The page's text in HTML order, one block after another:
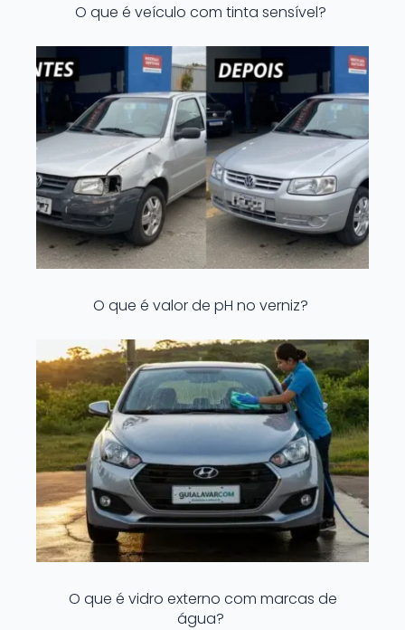
O que é veículo com tinta sensível?
O que é valor de pH no verniz?
O que é vidro externo com marcas de
água?